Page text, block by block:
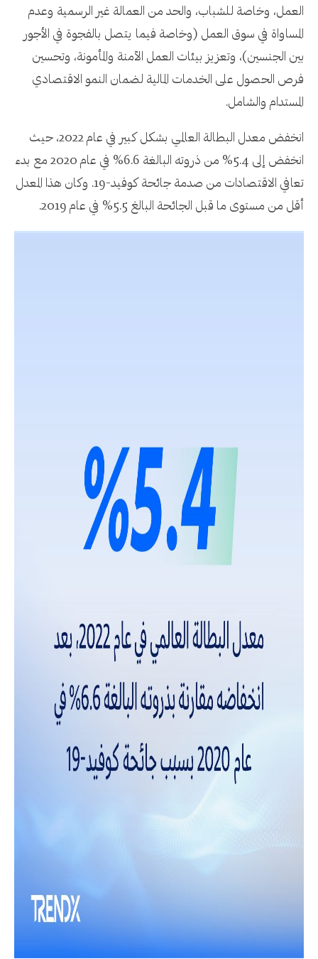
العمل، وخاصة للشباب، والحد من العمالة غير الرسمية وعدم
المساواة في سوق العمل (وخاصة فيما يتصل بالفجوة في الأجور
بين الجنسين)، وتعزيز بيئات العمل الآمنة والمأمونة، وتحسين
فرص الحصول على الخدمات المالية لضمان النمو الاقتصادي
المستدام والشامل.
انخفض معدل البطالة العالمي بشكل كبير في عام 2022، حيث
انخفض إلى 5.4% من ذروته البالغة 6.6% في عام 2020 مع بدء
تعافي الاقتصادات من صدمة جائحة كوفيد-19. وكان هذا المعدل
أقل من مستوى ما قبل الجائحة البالغ 5.5% في عام 2019.